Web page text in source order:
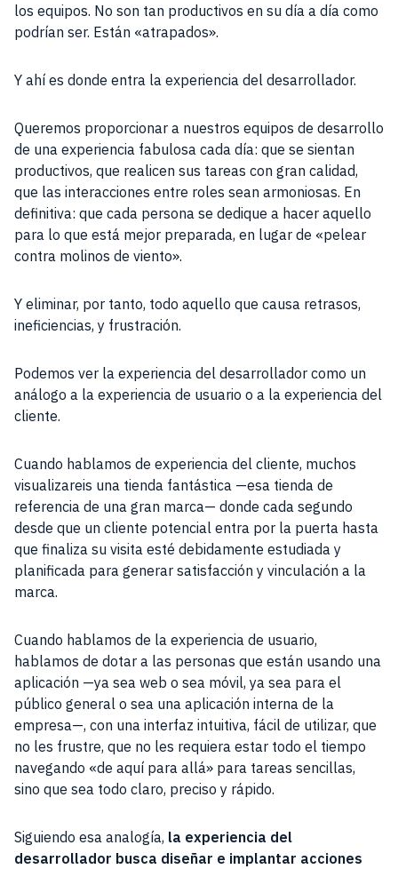
los equipos. No son tan productivos en su día a día como
podrían ser. Están «atrapados».
Y ahí es donde entra la experiencia del desarrollador.
Queremos proporcionar a nuestros equipos de desarrollo
de una experiencia fabulosa cada día: que se sientan
productivos, que realicen sus tareas con gran calidad,
que las interacciones entre roles sean armoniosas. En
definitiva: que cada persona se dedique a hacer aquello
para lo que está mejor preparada, en lugar de «pelear
contra molinos de viento».
Y eliminar, por tanto, todo aquello que causa retrasos,
ineficiencias, y frustración.
Podemos ver la experiencia del desarrollador como un
análogo a la experiencia de usuario o a la experiencia del
cliente.
Cuando hablamos de experiencia del cliente, muchos
visualizareis una tienda fantástica —esa tienda de
referencia de una gran marca— donde cada segundo
desde que un cliente potencial entra por la puerta hasta
que finaliza su visita esté debidamente estudiada y
planificada para generar satisfacción y vinculación a la
marca.
Cuando hablamos de la experiencia de usuario,
hablamos de dotar a las personas que están usando una
aplicación —ya sea web o sea móvil, ya sea para el
público general o sea una aplicación interna de la
empresa—, con una interfaz intuitiva, fácil de utilizar, que
no les frustre, que no les requiera estar todo el tiempo
navegando «de aquí para allá» para tareas sencillas,
sino que sea todo claro, preciso y rápido.
Siguiendo esa analogía, la experiencia del
desarrollador busca diseñar e implantar acciones